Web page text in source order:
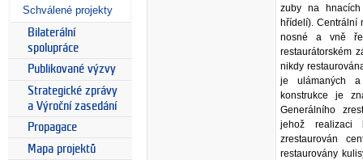
Schválené projekty
Bilaterální
spolupráce
Publikované výzvy
Strategické zprávy
a Výroční zasedání
Propagace
Mapa projektů
zuby na hnacích
hřídelí). Centrální
nosné a vně
restaurátorském
nikdy
je ulámaných a
konstrukce je
Generálního
jehož realizaci
zrestaurován
restaurovány